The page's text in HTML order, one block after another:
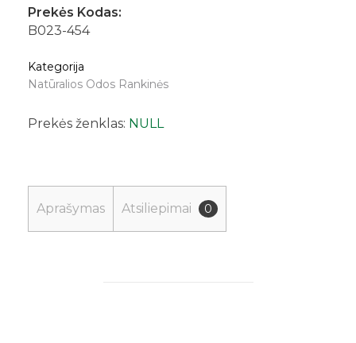
Prekės Kodas:
B023-454
Kategorija
Natūralios Odos Rankinės
Prekės ženklas: NULL
Aprašymas Atsiliepimai 0